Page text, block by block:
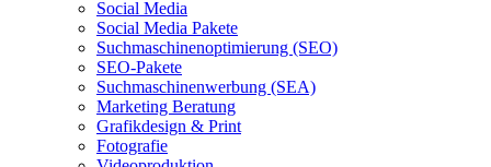
Social Media
Social Media Pakete
Suchmaschinenoptimierung (SEO)
SEO-Pakete
Suchmaschinenwerbung (SEA)
Marketing Beratung
Grafikdesign & Print
Fotografie